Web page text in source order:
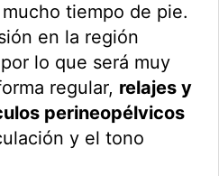
tiempo de pie.
en la región
lo que será muy
regular, relajes y
perineopélvicos
y el tono